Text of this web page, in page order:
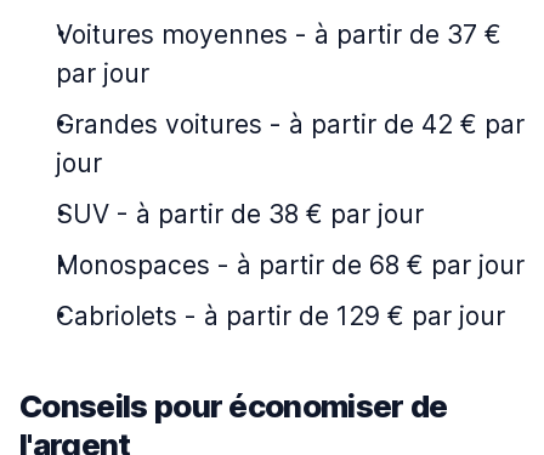
Voitures moyennes - à partir de 37 €
par jour
Grandes voitures - à partir de 42 € par
jour
SUV - à partir de 38 € par jour
Monospaces - à partir de 68 € par jour
Cabriolets - à partir de 129 € par jour
Conseils pour économiser de
l'argent